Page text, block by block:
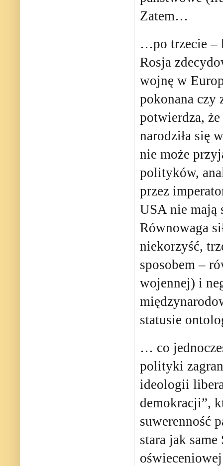
Zatem…
…po trzecie –
Rosja
wojnę w
pokonana czy
potwierdza,
narodziła się
nie może
polityków,
przez
USA nie mają
Równowaga
niekorzyść,
sposobem –
wojennej) i
statusie
… co
polityki
ideologii
demokracji”,
suwerenność
stara jak